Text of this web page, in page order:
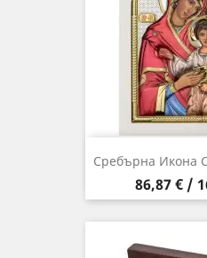
Сребърна Икона
Цена
86,87 € /